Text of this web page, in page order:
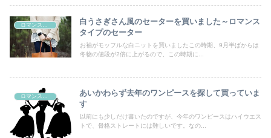
白うさぎさん風のセーターを買いました～ロマンス
タイプのセーター
お袖がモッフルな白ニットを買いましたこの時期、9月半ばからは
冬物の値段が2倍に上がるので、この時期に...
あいかわらず去年のワンピースを探して買っていま
す
以前にも少しだけ書いたのですが、今年のワンピースはハイウエス
トで、骨格ストレートには難しいです。なの...